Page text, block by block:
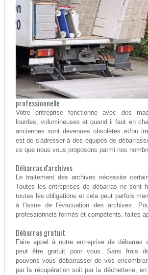
professionnelle
Votre entreprise fonctionne avec des
lourdes, volumineuses et quand il faut en
anciennes sont devenues obsolètes et/ou
est de s'adresser à des équipes de
ce que nous vous proposons parmi nos
Débarras d'archives
Le traitement des archives nécessite
Toutes les entreprises de débarras ne sont
toutes les obligations et cela peut parfois
à l'issue de l'évacuation des archives.
professionnels formés et compétents, faites
Débarras gratuit
Faire appel à notre entreprise de débarras
peut être gratuit pour vous. Sans frais
pouvons vous débarrasser de vos
par la récupération soit par la déchetterie,